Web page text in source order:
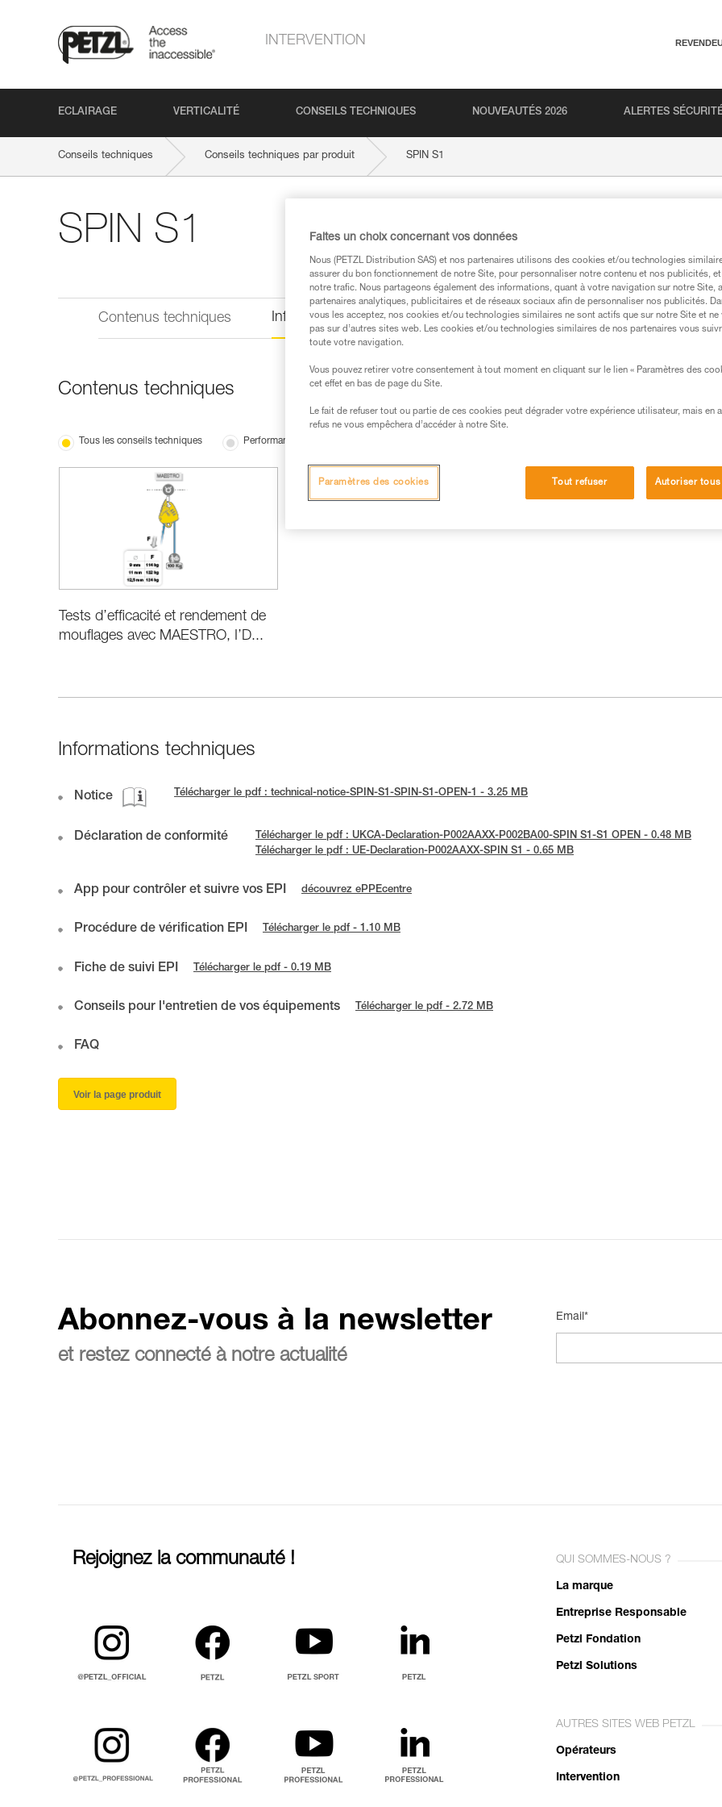
INTERVENTION
ECLAIRAGE VERTICALITÉ CONSEILS TECHNIQUES NOUVEAUTÉS 2026 ALERTES
Conseils techniques Conseils techniques par produit SPIN S1
SPIN S1
Contenus techniques Informations techniques
Contenus techniques
Tous les conseils techniques Performance et information produits
Tests d’efficacité et rendement de
mouflages avec MAESTRO, I’D...
Informations techniques
Notice Télécharger le pdf : technical-notice-SPIN-S1-SPIN-S1-OPEN-1 - 3.25 MB
Déclaration de conformité
Télécharger le pdf : UKCA-Declaration-P002AAXX-P002BA00-SPIN S1-S1 OPEN - 0.48 MB
Télécharger le pdf : UE-Declaration-P002AAXX-SPIN S1 - 0.65 MB
App pour contrôler et suivre vos EPI découvrez ePPEcentre
Procédure de vérification EPI Télécharger le pdf - 1.10 MB
Fiche de suivi EPI Télécharger le pdf - 0.19 MB
Conseils pour l'entretien de vos équipements Télécharger le pdf - 2.72 MB
FAQ
Voir la page produit
Abonnez-vous à la newsletter
et restez connecté à notre actualité
Email*
Rejoignez la communauté ! QUI SOMMES-NOUS ?
La marque
Entreprise Responsable
Petzl Fondation
Petzl Solutions
AUTRES SITES WEB PETZL
Opérateurs
Intervention
Faites un choix concernant vos données
Nous (PETZL Distribution SAS) et nos partenaires utilisons des cookies et/ou technologies
assurer du bon fonctionnement de notre Site, pour personnaliser notre contenu et nos publicités,
notre trafic. Nous partageons également des informations, quant à votre navigation sur notre Site,
partenaires analytiques, publicitaires et de réseaux sociaux afin de personnaliser nos publicités.
vous les acceptez, nos cookies et/ou technologies similaires ne sont actifs que sur notre Site et ne
pas sur d’autres sites web. Les cookies et/ou technologies similaires de nos partenaires vous
toute votre navigation.
Vous pouvez retirer votre consentement à tout moment en cliquant sur le lien « Paramètres des
cet effet en bas de page du Site.
Le fait de refuser tout ou partie de ces cookies peut dégrader votre expérience utilisateur, mais en
refus ne vous empêchera d’accéder à notre Site.
Tout refuser Autoriser
Paramètres des cookies